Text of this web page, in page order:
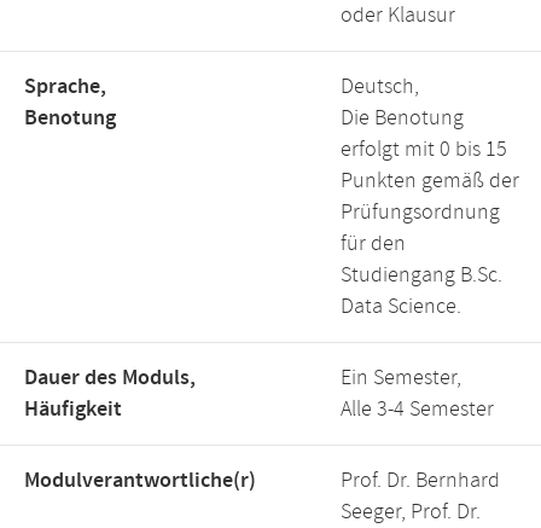
oder Klausur
Sprache,
Benotung
Deutsch,
Die Benotung
erfolgt mit 0 bis 15
Punkten gemäß der
Prüfungsordnung
für den
Studiengang B.Sc.
Data Science.
Dauer des Moduls,
Häufigkeit
Ein Semester,
Alle 3-4 Semester
Modulverantwortliche(r)
Prof. Dr. Bernhard
Seeger, Prof. Dr.